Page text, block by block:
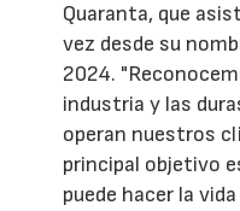
Quaranta, que
vez desde su
2024.
industria y las
operan nuestros
principal objetivo
puede hacer la